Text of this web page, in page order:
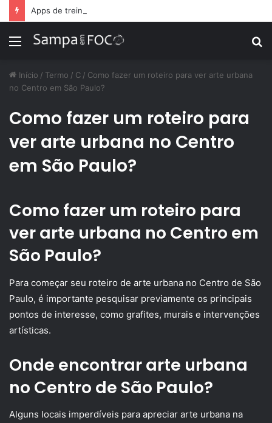
Menu
Início / Termo / C / Como fazer um roteiro para ver arte urbana
no Centro em São Paulo?
Como fazer um roteiro para
ver arte urbana no Centro
em São Paulo?
Como fazer um roteiro para
ver arte urbana no Centro em
São Paulo?
Para começar seu roteiro de arte urbana no Centro de São
Paulo, é importante pesquisar previamente os principais
pontos de interesse, como grafites, murais e intervenções
artísticas.
Onde encontrar arte urbana
no Centro de São Paulo?
Alguns locais imperdíveis para apreciar arte urbana na